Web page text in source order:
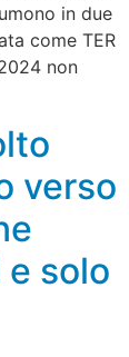
in due
come TER
non
verso
solo